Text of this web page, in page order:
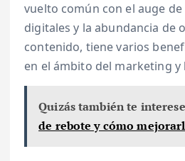
vuelto común con el auge
digitales y la abundancia de
contenido, tiene varios
en el ámbito del marketing y
Quizás también te
de rebote y cómo